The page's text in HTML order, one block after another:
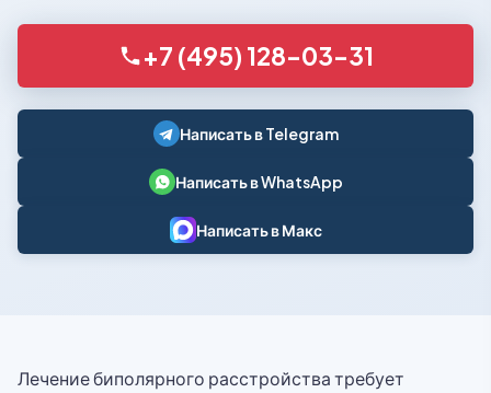
+7 (495) 128-03-31
Написать в Telegram
Написать в WhatsApp
Написать в Макс
Лечение биполярного расстройства требует